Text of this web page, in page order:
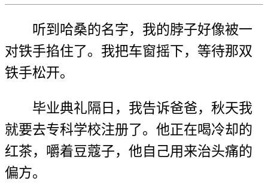
听到哈桑的名字，我的脖子好像被一
对铁手掐住了。我把车窗摇下，等待那双
铁手松开。
毕业典礼隔日，我告诉爸爸，秋天我
就要去专科学校注册了。他正在喝冷却的
红茶，嚼着豆蔻子，他自己用来治头痛的
偏方。